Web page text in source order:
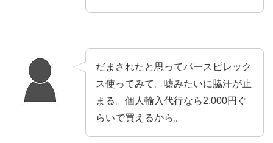
だまされたと思ってパースピレック
ス使ってみて。嘘みたいに脇汗が止
まる。個人輸入代行なら2,000円ぐ
らいで買えるから。